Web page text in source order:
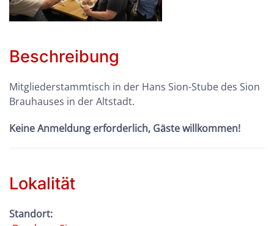
Beschreibung
Mitgliederstammtisch in der Hans Sion-Stube des Sion
Brauhauses in der Altstadt.
Keine Anmeldung erforderlich, Gäste willkommen!
Lokalität
Standort: